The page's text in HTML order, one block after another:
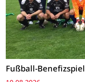
Fußball-Benefizspiel